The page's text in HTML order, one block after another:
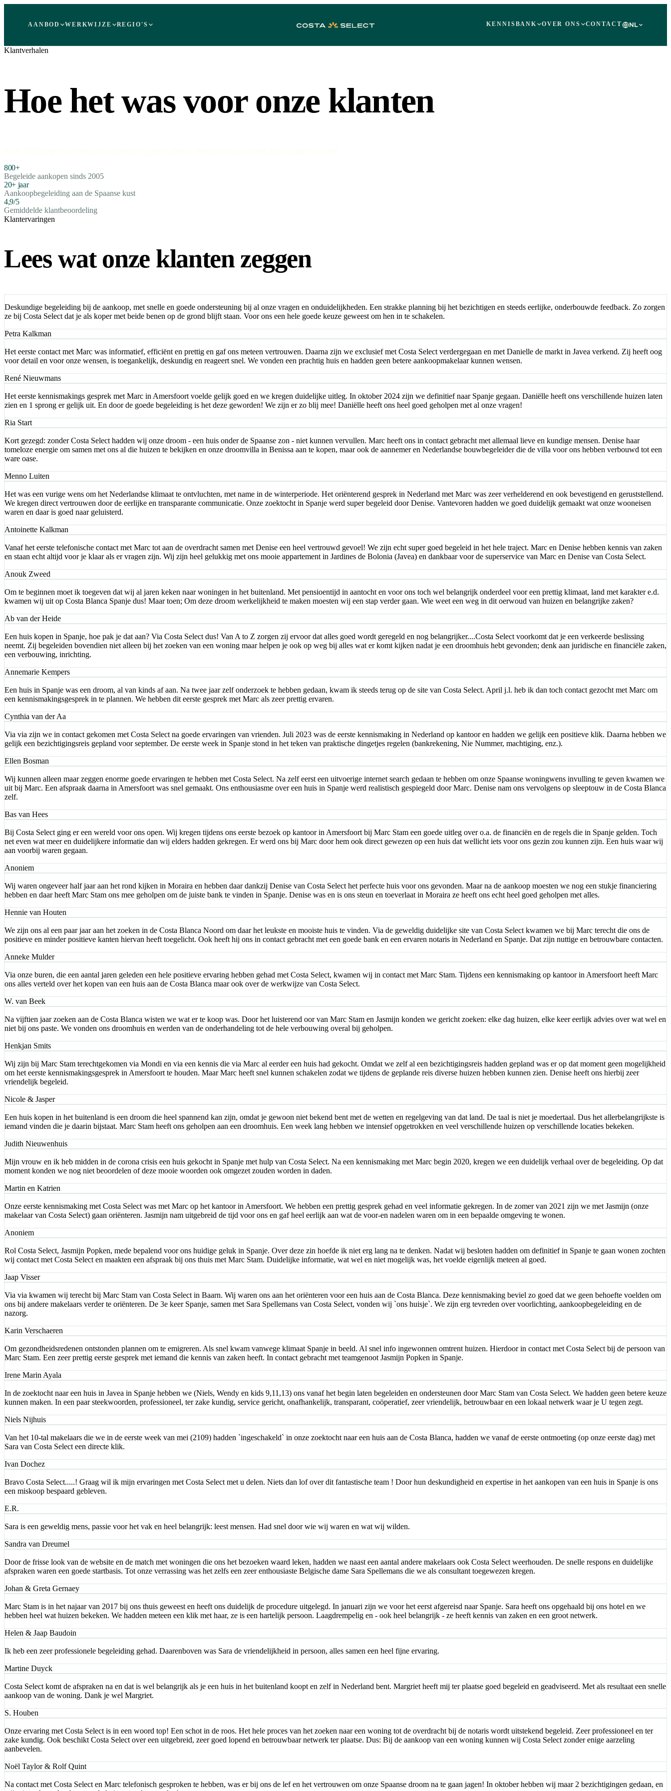
AANBOD WERKWIJZE REGIO'S KENNISBANK OVER ONS CONTACT NL
Klantverhalen
Hoe het was voor onze klanten
800+
Begeleide aankopen sinds 2005
20+ jaar
Aankoopbegeleiding aan de Spaanse kust
4,9/5
Gemiddelde klantbeoordeling
Klantervaringen
Lees wat onze klanten zeggen
Deskundige begeleiding bij de aankoop, met snelle en goede ondersteuning bij al onze vragen en onduidelijkheden. Een strakke planning bij het bezichtigen en steeds eerlijke, onderbouwde feedback. Zo zorgen
ze bij Costa Select dat je als koper met beide benen op de grond blijft staan. Voor ons een hele goede keuze geweest om hen in te schakelen.
Petra Kalkman
Het eerste contact met Marc was informatief, efficiënt en prettig en gaf ons meteen vertrouwen. Daarna zijn we exclusief met Costa Select verdergegaan en met Danielle de markt in Javea verkend. Zij heeft oog
voor detail en voor onze wensen, is toegankelijk, deskundig en reageert snel. We vonden een prachtig huis en hadden geen betere aankoopmakelaar kunnen wensen.
René Nieuwmans
Het eerste kennismakings gesprek met Marc in Amersfoort voelde gelijk goed en we kregen duidelijke uitleg. In oktober 2024 zijn we definitief naar Spanje gegaan. Daniëlle heeft ons verschillende huizen laten
zien en 1 sprong er gelijk uit. En door de goede begeleiding is het deze geworden! We zijn er zo blij mee! Daniëlle heeft ons heel goed geholpen met al onze vragen!
Ria Start
Kort gezegd: zonder Costa Select hadden wij onze droom - een huis onder de Spaanse zon - niet kunnen vervullen. Marc heeft ons in contact gebracht met allemaal lieve en kundige mensen. Denise haar
tomeloze energie om samen met ons al die huizen te bekijken en onze droomvilla in Benissa aan te kopen, maar ook de aannemer en Nederlandse bouwbegeleider die de villa voor ons hebben verbouwd tot een
ware oase.
Menno Luiten
Het was een vurige wens om het Nederlandse klimaat te ontvluchten, met name in de winterperiode. Het oriënterend gesprek in Nederland met Marc was zeer verhelderend en ook bevestigend en geruststellend.
We kregen direct vertrouwen door de eerlijke en transparante communicatie. Onze zoektocht in Spanje werd super begeleid door Denise. Vantevoren hadden we goed duidelijk gemaakt wat onze wooneisen
waren en daar is goed naar geluisterd.
Antoinette Kalkman
Vanaf het eerste telefonische contact met Marc tot aan de overdracht samen met Denise een heel vertrouwd gevoel! We zijn echt super goed begeleid in het hele traject. Marc en Denise hebben kennis van zaken
en staan echt altijd voor je klaar als er vragen zijn. Wij zijn heel gelukkig met ons mooie appartement in Jardines de Bolonia (Javea) en dankbaar voor de superservice van Marc en Denise van Costa Select.
Anouk Zweed
Om te beginnen moet ik toegeven dat wij al jaren keken naar woningen in het buitenland. Met pensioentijd in aantocht en voor ons toch wel belangrijk onderdeel voor een prettig klimaat, land met karakter e.d.
kwamen wij uit op Costa Blanca Spanje dus! Maar toen; Om deze droom werkelijkheid te maken moesten wij een stap verder gaan. Wie weet een weg in dit oerwoud van huizen en belangrijke zaken?
Ab van der Heide
Een huis kopen in Spanje, hoe pak je dat aan? Via Costa Select dus! Van A to Z zorgen zij ervoor dat alles goed wordt geregeld en nog belangrijker....Costa Select voorkomt dat je een verkeerde beslissing
neemt. Zij begeleiden bovendien niet alleen bij het zoeken van een woning maar helpen je ook op weg bij alles wat er komt kijken nadat je een droomhuis hebt gevonden; denk aan juridische en financiële zaken,
een verbouwing, inrichting.
Annemarie Kempers
Een huis in Spanje was een droom, al van kinds af aan. Na twee jaar zelf onderzoek te hebben gedaan, kwam ik steeds terug op de site van Costa Select. April j.l. heb ik dan toch contact gezocht met Marc om
een kennismakingsgesprek in te plannen. We hebben dit eerste gesprek met Marc als zeer prettig ervaren.
Cynthia van der Aa
Via via zijn we in contact gekomen met Costa Select na goede ervaringen van vrienden. Juli 2023 was de eerste kennismaking in Nederland op kantoor en hadden we gelijk een positieve klik. Daarna hebben we
gelijk een bezichtigingsreis gepland voor september. De eerste week in Spanje stond in het teken van praktische dingetjes regelen (bankrekening, Nie Nummer, machtiging, enz.).
Ellen Bosman
Wij kunnen alleen maar zeggen enorme goede ervaringen te hebben met Costa Select. Na zelf eerst een uitvoerige internet search gedaan te hebben om onze Spaanse woningwens invulling te geven kwamen we
uit bij Marc. Een afspraak daarna in Amersfoort was snel gemaakt. Ons enthousiasme over een huis in Spanje werd realistisch gespiegeld door Marc. Denise nam ons vervolgens op sleeptouw in de Costa Blanca
zelf.
Bas van Hees
Bij Costa Select ging er een wereld voor ons open. Wij kregen tijdens ons eerste bezoek op kantoor in Amersfoort bij Marc Stam een goede uitleg over o.a. de financiën en de regels die in Spanje gelden. Toch
net even wat meer en duidelijkere informatie dan wij elders hadden gekregen. Er werd ons bij Marc door hem ook direct gewezen op een huis dat wellicht iets voor ons gezin zou kunnen zijn. Een huis waar wij
aan voorbij waren gegaan.
Anoniem
Wij waren ongeveer half jaar aan het rond kijken in Moraira en hebben daar dankzij Denise van Costa Select het perfecte huis voor ons gevonden. Maar na de aankoop moesten we nog een stukje financiering
hebben en daar heeft Marc Stam ons mee geholpen om de juiste bank te vinden in Spanje. Denise was en is ons steun en toeverlaat in Moraira ze heeft ons echt heel goed geholpen met alles.
Hennie van Houten
We zijn ons al een paar jaar aan het zoeken in de Costa Blanca Noord om daar het leukste en mooiste huis te vinden. Via de geweldig duidelijke site van Costa Select kwamen we bij Marc terecht die ons de
positieve en minder positieve kanten hiervan heeft toegelicht. Ook heeft hij ons in contact gebracht met een goede bank en een ervaren notaris in Nederland en Spanje. Dat zijn nuttige en betrouwbare contacten.
Anneke Mulder
Via onze buren, die een aantal jaren geleden een hele positieve ervaring hebben gehad met Costa Select, kwamen wij in contact met Marc Stam. Tijdens een kennismaking op kantoor in Amersfoort heeft Marc
ons alles verteld over het kopen van een huis aan de Costa Blanca maar ook over de werkwijze van Costa Select.
W. van Beek
Na vijftien jaar zoeken aan de Costa Blanca wisten we wat er te koop was. Door het luisterend oor van Marc Stam en Jasmijn konden we gericht zoeken: elke dag huizen, elke keer eerlijk advies over wat wel en
niet bij ons paste. We vonden ons droomhuis en werden van de onderhandeling tot de hele verbouwing overal bij geholpen.
Henkjan Smits
Wij zijn bij Marc Stam terechtgekomen via Mondi en via een kennis die via Marc al eerder een huis had gekocht. Omdat we zelf al een bezichtigingsreis hadden gepland was er op dat moment geen mogelijkheid
om het eerste kennismakingsgesprek in Amersfoort te houden. Maar Marc heeft snel kunnen schakelen zodat we tijdens de geplande reis diverse huizen hebben kunnen zien. Denise heeft ons hierbij zeer
vriendelijk begeleid.
Nicole & Jasper
Een huis kopen in het buitenland is een droom die heel spannend kan zijn, omdat je gewoon niet bekend bent met de wetten en regelgeving van dat land. De taal is niet je moedertaal. Dus het allerbelangrijkste is
iemand vinden die je daarin bijstaat. Marc Stam heeft ons geholpen aan een droomhuis. Een week lang hebben we intensief opgetrokken en veel verschillende huizen op verschillende locaties bekeken.
Judith Nieuwenhuis
Mijn vrouw en ik heb midden in de corona crisis een huis gekocht in Spanje met hulp van Costa Select. Na een kennismaking met Marc begin 2020, kregen we een duidelijk verhaal over de begeleiding. Op dat
moment konden we nog niet beoordelen of deze mooie woorden ook omgezet zouden worden in daden.
Martin en Katrien
Onze eerste kennismaking met Costa Select was met Marc op het kantoor in Amersfoort. We hebben een prettig gesprek gehad en veel informatie gekregen. In de zomer van 2021 zijn we met Jasmijn (onze
makelaar van Costa Select) gaan oriënteren. Jasmijn nam uitgebreid de tijd voor ons en gaf heel eerlijk aan wat de voor-en nadelen waren om in een bepaalde omgeving te wonen.
Anoniem
Rol Costa Select, Jasmijn Popken, mede bepalend voor ons huidige geluk in Spanje. Over deze zin hoefde ik niet erg lang na te denken. Nadat wij besloten hadden om definitief in Spanje te gaan wonen zochten
wij contact met Costa Select en maakten een afspraak bij ons thuis met Marc Stam. Duidelijke informatie, wat wel en niet mogelijk was, het voelde eigenlijk meteen al goed.
Jaap Visser
Via via kwamen wij terecht bij Marc Stam van Costa Select in Baarn. Wij waren ons aan het oriënteren voor een huis aan de Costa Blanca. Deze kennismaking beviel zo goed dat we geen behoefte voelden om
ons bij andere makelaars verder te oriënteren. De 3e keer Spanje, samen met Sara Spellemans van Costa Select, vonden wij `ons huisje`. We zijn erg tevreden over voorlichting, aankoopbegeleiding en de
nazorg.
Karin Verschaeren
Om gezondheidsredenen ontstonden plannen om te emigreren. Als snel kwam vanwege klimaat Spanje in beeld. Al snel info ingewonnen omtrent huizen. Hierdoor in contact met Costa Select bij de persoon van
Marc Stam. Een zeer prettig eerste gesprek met iemand die kennis van zaken heeft. In contact gebracht met teamgenoot Jasmijn Popken in Spanje.
Irene Marin Ayala
In de zoektocht naar een huis in Javea in Spanje hebben we (Niels, Wendy en kids 9,11,13) ons vanaf het begin laten begeleiden en ondersteunen door Marc Stam van Costa Select. We hadden geen betere keuze
kunnen maken. In een paar steekwoorden, professioneel, ter zake kundig, service gericht, onafhankelijk, transparant, coöperatief, zeer vriendelijk, betrouwbaar en een lokaal netwerk waar je U tegen zegt.
Niels Nijhuis
Van het 10-tal makelaars die we in de eerste week van mei (2109) hadden `ingeschakeld` in onze zoektocht naar een huis aan de Costa Blanca, hadden we vanaf de eerste ontmoeting (op onze eerste dag) met
Sara van Costa Select een directe klik.
Ivan Dochez
Bravo Costa Select.....! Graag wil ik mijn ervaringen met Costa Select met u delen. Niets dan lof over dit fantastische team ! Door hun deskundigheid en expertise in het aankopen van een huis in Spanje is ons
een miskoop bespaard gebleven.
E.R.
Sara is een geweldig mens, passie voor het vak en heel belangrijk: leest mensen. Had snel door wie wij waren en wat wij wilden.
Sandra van Dreumel
Door de frisse look van de website en de match met woningen die ons het bezoeken waard leken, hadden we naast een aantal andere makelaars ook Costa Select weerhouden. De snelle respons en duidelijke
afspraken waren een goede startbasis. Tot onze verrassing was het zelfs een zeer enthousiaste Belgische dame Sara Spellemans die we als consultant toegewezen kregen.
Johan & Greta Gernaey
Marc Stam is in het najaar van 2017 bij ons thuis geweest en heeft ons duidelijk de procedure uitgelegd. In januari zijn we voor het eerst afgereisd naar Spanje. Sara heeft ons opgehaald bij ons hotel en we
hebben heel wat huizen bekeken. We hadden meteen een klik met haar, ze is een hartelijk persoon. Laagdrempelig en - ook heel belangrijk - ze heeft kennis van zaken en een groot netwerk.
Helen & Jaap Baudoin
Ik heb een zeer professionele begeleiding gehad. Daarenboven was Sara de vriendelijkheid in persoon, alles samen een heel fijne ervaring.
Martine Duyck
Costa Select komt de afspraken na en dat is wel belangrijk als je een huis in het buitenland koopt en zelf in Nederland bent. Margriet heeft mij ter plaatse goed begeleid en geadviseerd. Met als resultaat een snelle
aankoop van de woning. Dank je wel Margriet.
S. Houben
Onze ervaring met Costa Select is in een woord top! Een schot in de roos. Het hele proces van het zoeken naar een woning tot de overdracht bij de notaris wordt uitstekend begeleid. Zeer professioneel en ter
zake kundig. Ook beschikt Costa Select over een uitgebreid, zeer goed lopend en betrouwbaar netwerk ter plaatse. Dus: Bij de aankoop van een woning kunnen wij Costa Select zonder enige aarzeling
aanbevelen.
Noël Taylor & Rolf Quint
Na contact met Costa Select en Marc telefonisch gesproken te hebben, was er bij ons de lef en het vertrouwen om onze Spaanse droom na te gaan jagen! In oktober hebben wij maar 2 bezichtigingen gedaan, en